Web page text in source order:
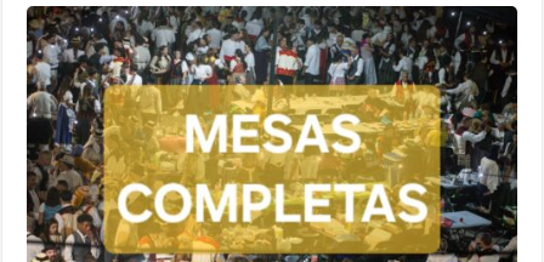
de
mesas
COMPLETA:
Baile
de
Magos
de
las
Fiestas
de
La
Esperanza
2025
(26
de
julio)